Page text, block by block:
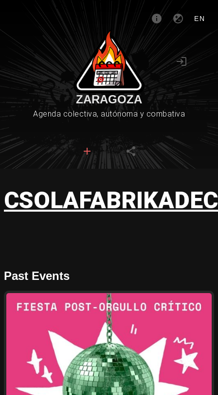
EN
ZARAGOZA
Agenda colectiva, autónoma y combativa
Past Events